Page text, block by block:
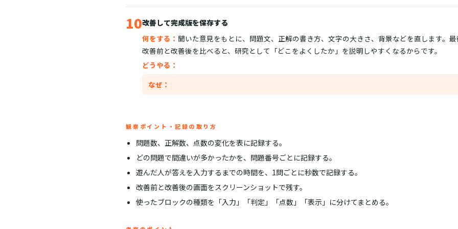
10改善して完成版を保存する
何をする： 聞いた意見をもとに、問題文、正解の書き方、文字の大きさ、背景などを直します。最
改善前と改善後を比べると、研究として「どこをよくしたか」を説明しやすくなるからです。
どうやる：
なぜ：
観察ポイント・記録の取り方
問題数、正解数、点数の変化を表に記録する。
どの問題で間違いが多かったかを、問題番号ごとに記録する。
遊んだ人が答えを入力するまでの時間を、1問ごとに秒数で記録する。
改善前と改善後の画面をスクリーンショットで残す。
使ったブロックの種類を「入力」「判定」「点数」「表示」に分けてまとめる。